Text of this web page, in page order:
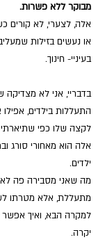
מבוקר ללא פשרות.
או נעשים בזילות
בעיניי- חינוך.
בדבריי, אני לא
התעללות בילדים,
לקצה שלו כפי
אלה הוא מאחורי סורג
ילדים.
מה שאני מסבירה פה
מתעללת, אלא מטרתו
למקרה הבא, ואיך
יקרה.